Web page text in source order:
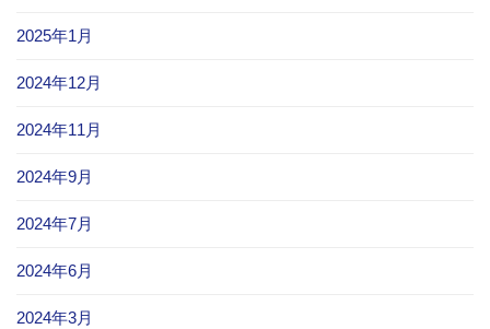
2025年1月
2024年12月
2024年11月
2024年9月
2024年7月
2024年6月
2024年3月